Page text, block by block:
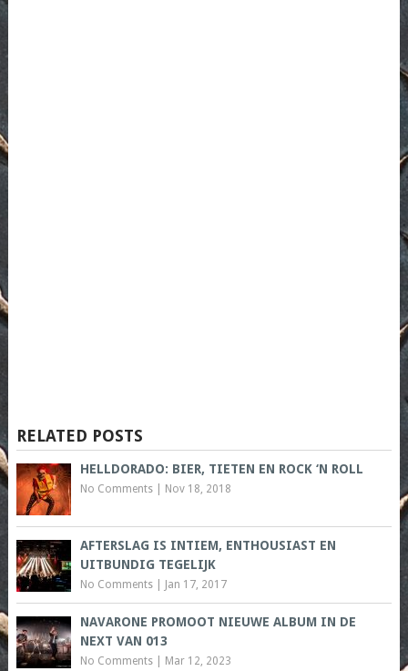
RELATED POSTS
HELLDORADO: BIER, TIETEN EN ROCK ‘N ROLL
No Comments| Nov 18, 2018
AFTERSLAG IS INTIEM, ENTHOUSIAST EN
UITBUNDIG TEGELIJK
No Comments| Jan 17, 2017
NAVARONE PROMOOT NIEUWE ALBUM IN DE
NEXT VAN 013
No Comments| Mar 12, 2023